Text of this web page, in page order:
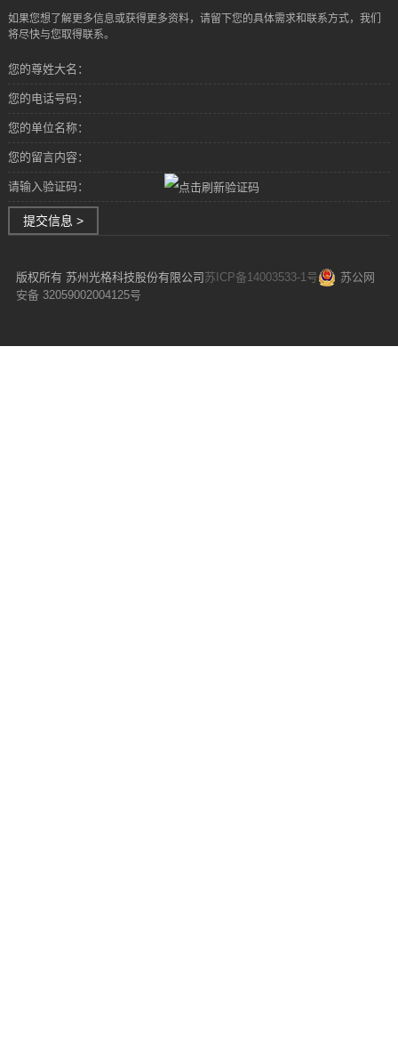
如果您想了解更多信息或获得更多资料，请留下您的具体需求和联系方式，我们
将尽快与您取得联系。
您的尊姓大名：
您的电话号码：
您的单位名称：
您的留言内容：
请输入验证码：
提交信息 >
版权所有 苏州光格科技股份有限公司苏ICP备14003533-1号
苏公网
安备 32059002004125号